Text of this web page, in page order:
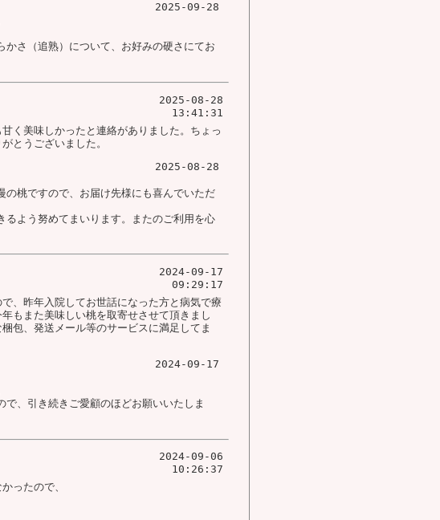
2025-09-28
さ（追熟）について、お好みの硬さにてお
2025-08-28
13:41:31
く美味しかったと連絡がありました。ちょっ
とうございました。
2025-08-28
桃ですので、お届け先様にも喜んでいただ
よう努めてまいります。またのご利用を心
2024-09-17
09:29:17
、昨年入院してお世話になった方と病気で療
もまた美味しい桃を取寄せさせて頂きまし
包、発送メール等のサービスに満足してま
2024-09-17
、引き続きご愛顧のほどお願いいたしま
2024-09-06
10:26:37
ったので、